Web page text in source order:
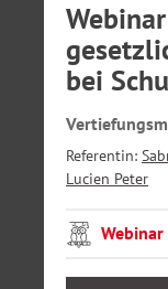
bei
Referentin:
Lucien Peter
Webinar